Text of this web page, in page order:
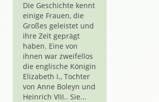
Die Geschichte kennt
einige Frauen, die
Großes geleistet und
ihre Zeit geprägt
haben. Eine von
ihnen war zweifellos
die englische Königin
Elizabeth I., Tochter
von Anne Boleyn und
Heinrich VIII.. Sie...